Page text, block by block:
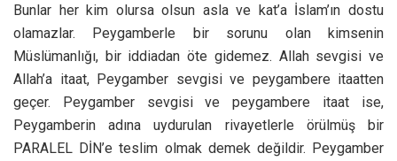
Bunlar her kim olursa olsun asla ve kat’a İslam’ın dostu
olamazlar. Peygamberle bir sorunu olan kimsenin
Müslümanlığı, bir iddiadan öte gidemez. Allah sevgisi ve
Allah’a itaat, Peygamber sevgisi ve peygambere itaatten
geçer. Peygamber sevgisi ve peygambere itaat ise,
Peygamberin adına uydurulan rivayetlerle örülmüş bir
PARALEL DİN’e teslim olmak demek değildir. Peygamber